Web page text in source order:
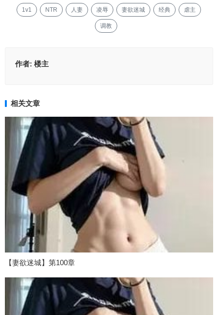
1v1 NTR 人妻 凌辱 妻欲迷城 经典 虐主
调教
作者: 楼主
相关文章
【妻欲迷城】第100章